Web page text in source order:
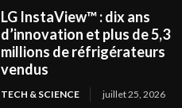
LG InstaView™ : dix ans
d’innovation et plus de 5,3
millions de réfrigérateurs
vendus
TECH & SCIENCE juillet 25, 2026